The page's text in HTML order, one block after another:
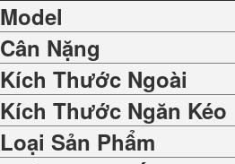
Model
Cân Nặng
Kích Thước Ngoài
Kích Thước Ngăn Kéo
Loại Sản Phẩm